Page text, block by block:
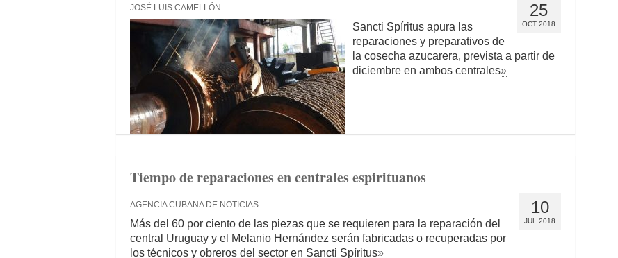
25
OCT 2018
JOSÉ LUIS CAMELLÓN
Sancti Spíritus apura las
reparaciones y preparativos de
la cosecha azucarera, prevista a partir de
diciembre en ambos centrales»
Tiempo de reparaciones en centrales espirituanos
10
JUL 2018
AGENCIA CUBANA DE NOTICIAS
Más del 60 por ciento de las piezas que se requieren para la reparación del
central Uruguay y el Melanio Hernández serán fabricadas o recuperadas por
los técnicos y obreros del sector en Sancti Spíritus»